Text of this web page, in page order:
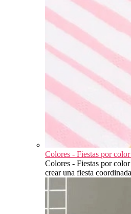
Colores - Fiestas por color
Colores - Fiestas por
crear una fiesta